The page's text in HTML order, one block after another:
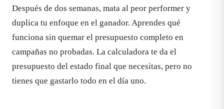
Después de dos semanas, mata al peor performer y
duplica tu enfoque en el ganador. Aprendes qué
funciona sin quemar el presupuesto completo en
campañas no probadas. La calculadora te da el
presupuesto del estado final que necesitas, pero no
tienes que gastarlo todo en el día uno.